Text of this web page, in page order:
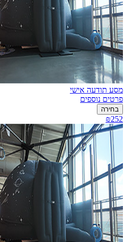
מסע תודעה אישי
פרטים נוספים
בחירה
₪252